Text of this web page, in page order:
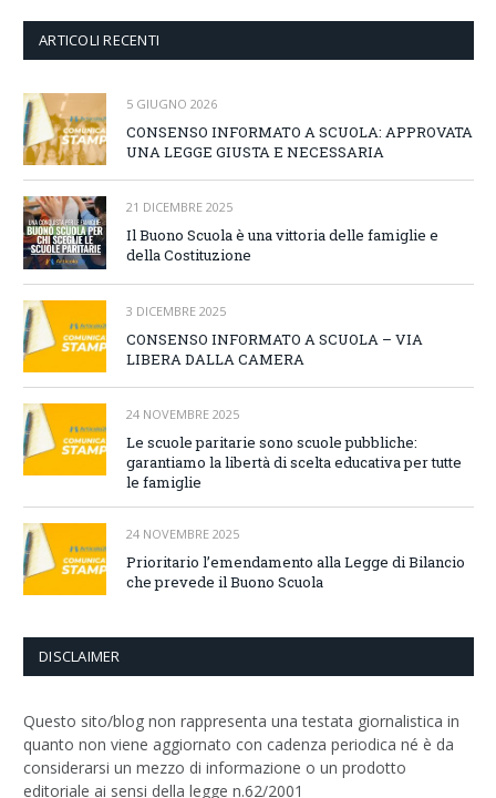
ARTICOLI RECENTI
5 GIUGNO 2026
CONSENSO INFORMATO A SCUOLA: APPROVATA
UNA LEGGE GIUSTA E NECESSARIA
21 DICEMBRE 2025
Il Buono Scuola è una vittoria delle famiglie e
della Costituzione
3 DICEMBRE 2025
CONSENSO INFORMATO A SCUOLA – VIA
LIBERA DALLA CAMERA
24 NOVEMBRE 2025
Le scuole paritarie sono scuole pubbliche:
garantiamo la libertà di scelta educativa per tutte
le famiglie
24 NOVEMBRE 2025
Prioritario l’emendamento alla Legge di Bilancio
che prevede il Buono Scuola
DISCLAIMER
Questo sito/blog non rappresenta una testata giornalistica in
quanto non viene aggiornato con cadenza periodica né è da
considerarsi un mezzo di informazione o un prodotto
editoriale ai sensi della legge n.62/2001